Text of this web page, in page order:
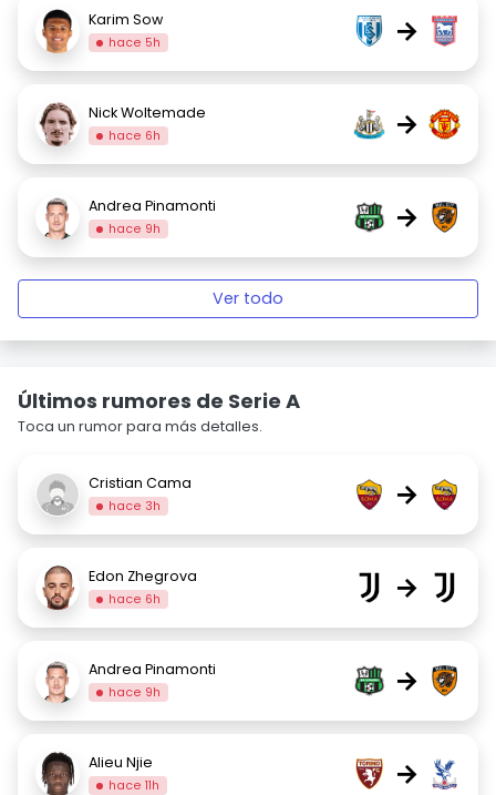
Karim Sow
hace 5h →
Nick Woltemade
hace 6h →
Andrea Pinamonti
hace 9h →
Ver todo
Últimos rumores de Serie A
Toca un rumor para más detalles.
Cristian Cama
hace 3h →
Edon Zhegrova
hace 6h →
Andrea Pinamonti
hace 9h →
Alieu Njie
hace 11h →